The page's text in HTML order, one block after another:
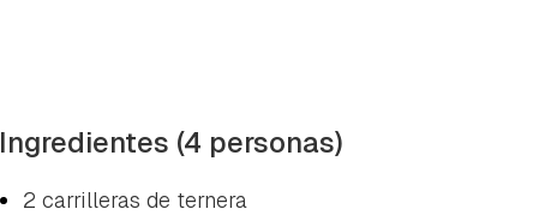
Ingredientes (4 personas)
2 carrilleras de ternera